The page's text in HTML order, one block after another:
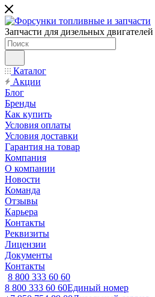
Запчасти для дизельных
Каталог
Акции
Блог
Бренды
Как купить
Условия оплаты
Условия доставки
Гарантия на товар
Компания
О компании
Новости
Команда
Отзывы
Карьера
Контакты
Реквизиты
Лицензии
Документы
Контакты
8 800 333 60 60
8 800 333 60 60Единый номер